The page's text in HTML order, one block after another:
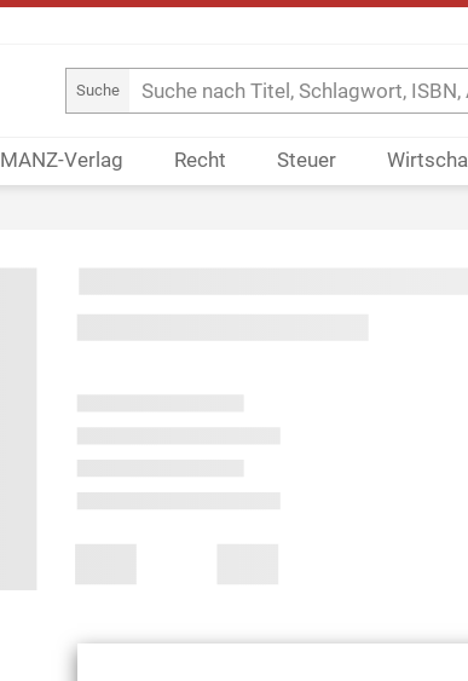
Suche
MANZ-Verlag Recht Steuer